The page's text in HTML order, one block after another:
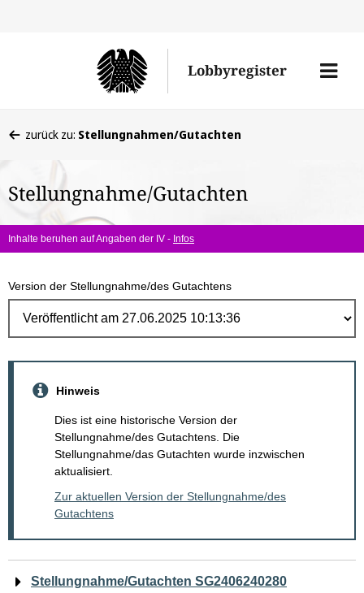
Lobbyregister
Menü
befinden
hier:
zurück zu: Stellungnahmen/Gutachten
Stellungnahme/Gutachten
Inhalte beruhen auf Angaben der IV - Infos
Version der Stellungnahme/des Gutachtens
Hinweis
Dies ist eine historische Version der
Stellungnahme/des Gutachtens. Die
Stellungnahme/das Gutachten wurde inzwischen
aktualisiert.
Zur aktuellen Version der Stellungnahme/des
Gutachtens
Navigation
Stellungnahme/Gutachten SG2406240280